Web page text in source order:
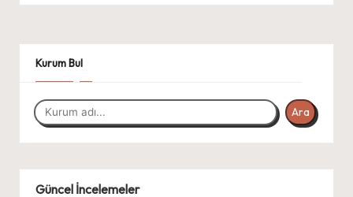
Kurum Bul
Ara
Güncel İncelemeler